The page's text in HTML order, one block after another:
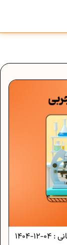
:
04-12-1404